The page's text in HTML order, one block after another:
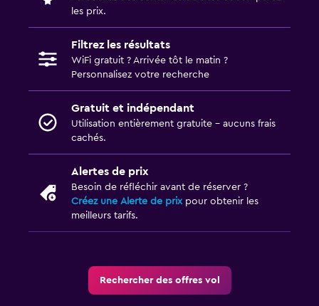
les prix.
Filtrez les résultats
WiFi gratuit ? Arrivée tôt le matin ?
Personnalisez votre recherche
Gratuit et indépendant
Utilisation entièrement gratuite - aucuns frais
cachés.
Alertes de prix
Besoin de réfléchir avant de réserver ?
Créez une Alerte de prix pour obtenir les
meilleurs tarifs.
Rechercher des offres vol